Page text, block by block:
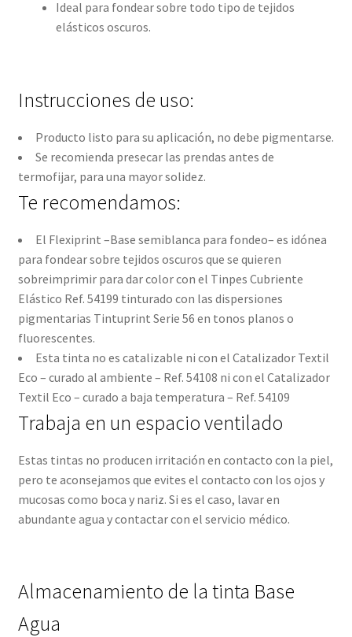
Ideal para fondear sobre todo tipo de tejidos
elásticos oscuros.
Instrucciones de uso:
Producto listo para su aplicación, no debe pigmentarse.
Se recomienda presecar las prendas antes de
termofijar, para una mayor solidez.
Te recomendamos:
El Flexiprint –Base semiblanca para fondeo– es idónea
para fondear sobre tejidos oscuros que se quieren
sobreimprimir para dar color con el Tinpes Cubriente
Elástico Ref. 54199 tinturado con las dispersiones
pigmentarias Tintuprint Serie 56 en tonos planos o
fluorescentes.
Esta tinta no es catalizable ni con el Catalizador Textil
Eco – curado al ambiente – Ref. 54108 ni con el Catalizador
Textil Eco – curado a baja temperatura – Ref. 54109
Trabaja en un espacio ventilado
Estas tintas no producen irritación en contacto con la piel,
pero te aconsejamos que evites el contacto con los ojos y
mucosas como boca y nariz. Si es el caso, lavar en
abundante agua y contactar con el servicio médico.
Almacenamiento de la tinta Base
Agua